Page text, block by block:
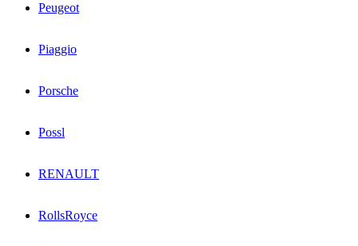
Peugeot
Piaggio
Porsche
Possl
RENAULT
RollsRoyce